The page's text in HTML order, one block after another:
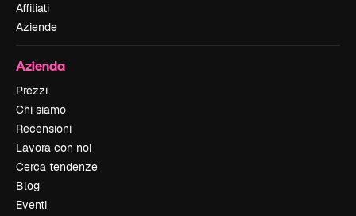
Affiliati
Aziende
Azienda
Prezzi
Chi siamo
Recensioni
Lavora con noi
Cerca tendenze
Blog
Eventi